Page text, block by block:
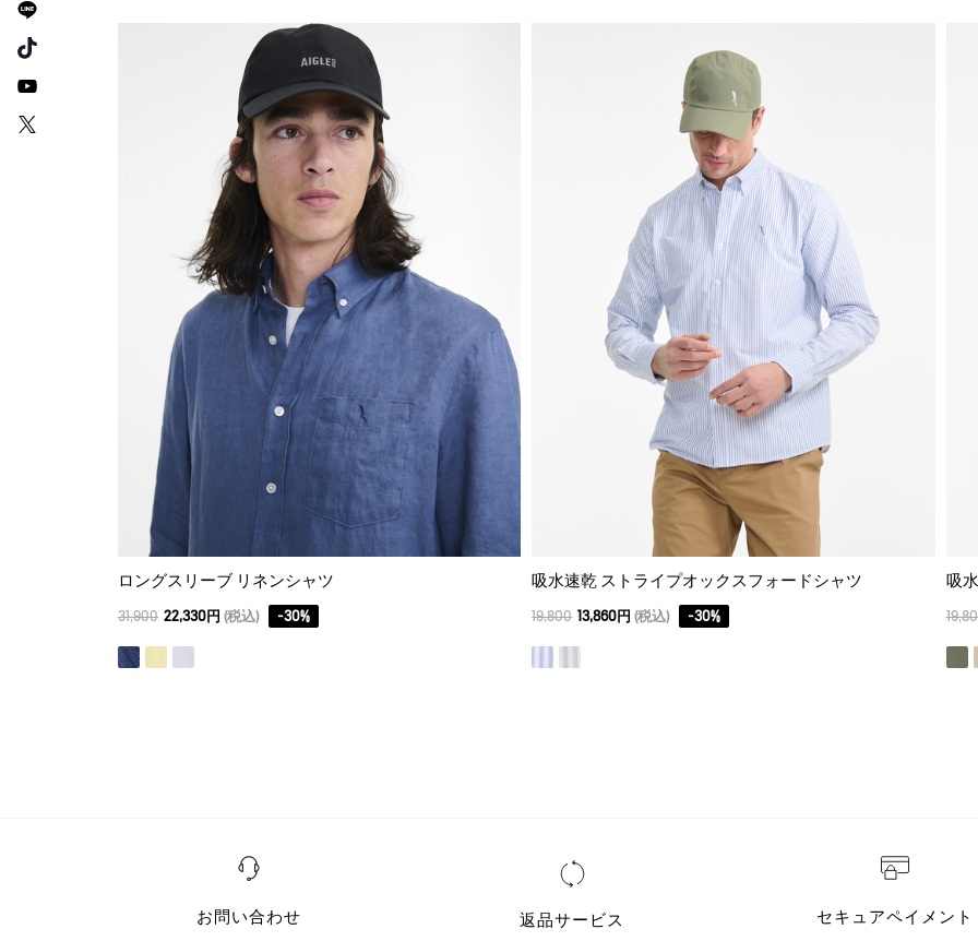
ロングスリーブ リネンシャツ
31,900 22,330円 (税込) -30%
吸水速乾 ストライプオックスフォードシャツ
19,800 13,860円 (税込) -30%
吸
お問い合わせ 返品サービス セキュアペイメント